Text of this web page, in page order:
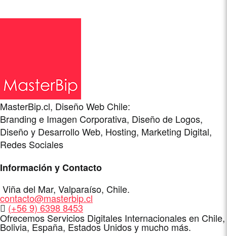
MasterBip.cl, Diseño Web Chile:
Branding e Imagen Corporativa, Diseño de Logos,
Diseño y Desarrollo Web, Hosting, Marketing Digital,
Redes Sociales
Información y Contacto
Dirección
Viña del Mar, Valparaíso, Chile.
E-
Mail
contacto@masterbip.cl
WhatsApp
(+56 9) 6398 8453
Ofrecemos Servicios Digitales Internacionales en Chile,
Bolivia, España, Estados Unidos y mucho más.